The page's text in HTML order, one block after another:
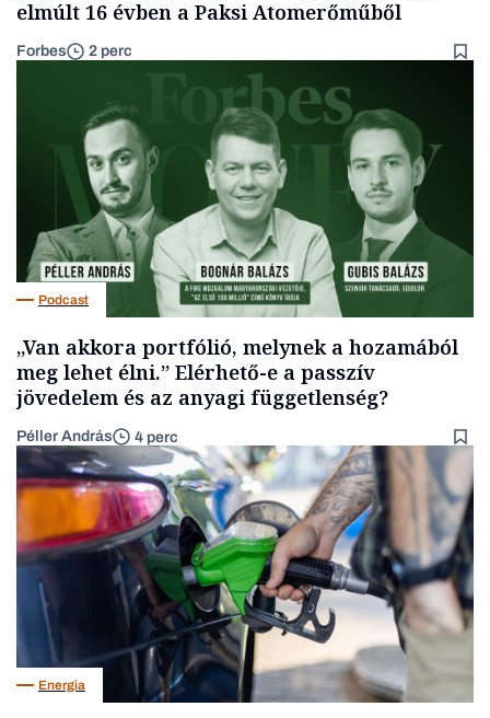
elmúlt 16 évben a Paksi Atomerőműből
Forbes 2 perc
Podcast
„Van akkora portfólió, melynek a hozamából
meg lehet élni.” Elérhető-e a passzív
jövedelem és az anyagi függetlenség?
Péller András 4 perc
Energia